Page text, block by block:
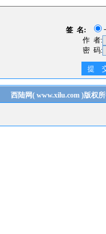
签 名:
作 者:
密 码:
提
西陆网( www.xilu.com)版权